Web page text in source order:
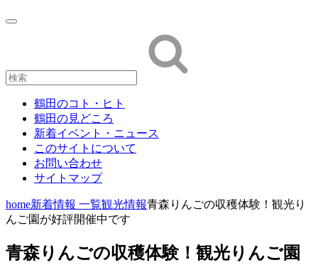
鶴田のコト・ヒト
鶴田の見どころ
新着イベント・ニュース
このサイトについて
お問い合わせ
サイトマップ
home新着情報 一覧観光情報青森りんごの収穫体験！観光り
んご園が好評開催中です
青森りんごの収穫体験！観光りんご園